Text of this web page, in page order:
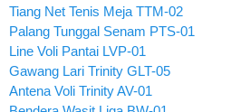
Tiang Net Tenis Meja TTM-02
Palang Tunggal Senam PTS-01
Line Voli Pantai LVP-01
Gawang Lari Trinity GLT-05
Antena Voli Trinity AV-01